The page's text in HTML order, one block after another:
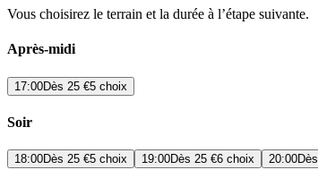
Vous choisirez le terrain et la durée à l’étape suivante.
Après-midi
17:00Dès 25 €5 choix
Soir
18:00Dès 25 €5 choix 19:00Dès 25 €6 choix 20:00Dès